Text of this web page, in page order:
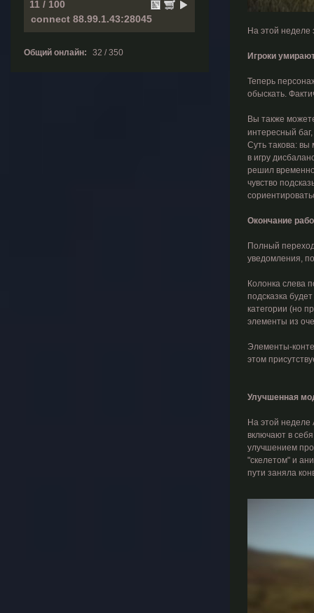
11 / 100
Общий онлайн: 32 / 350
На этой неделе
Игроки
Теперь
обыскать.
Вы также
интересный
Суть такова: вы
в игру
решил
чувство
Окончание
Полный
уведомления,
Колонка слева
подсказка
категории (но
элементы из
Элементы-
этом
Улучшенная
На этой неделе
включают в
улучшением
"скелетом" и
пути заняла